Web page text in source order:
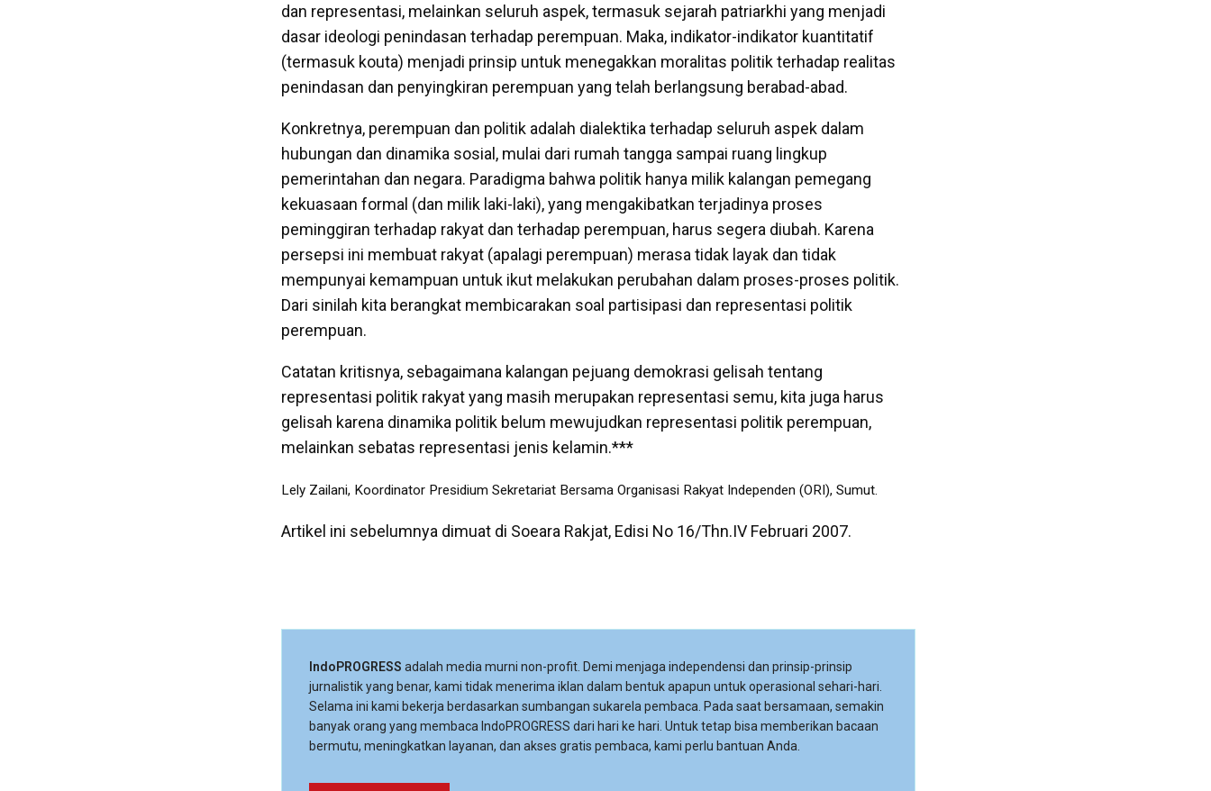
dan representasi, melainkan seluruh aspek, termasuk sejarah patriarkhi yang menjadi
dasar ideologi penindasan terhadap perempuan. Maka, indikator-indikator kuantitatif
(termasuk kouta) menjadi prinsip untuk menegakkan moralitas politik terhadap realitas
penindasan dan penyingkiran perempuan yang telah berlangsung berabad-abad.
Konkretnya, perempuan dan politik adalah dialektika terhadap seluruh aspek dalam
hubungan dan dinamika sosial, mulai dari rumah tangga sampai ruang lingkup
pemerintahan dan negara. Paradigma bahwa politik hanya milik kalangan pemegang
kekuasaan formal (dan milik laki-laki), yang mengakibatkan terjadinya proses
peminggiran terhadap rakyat dan terhadap perempuan, harus segera diubah. Karena
persepsi ini membuat rakyat (apalagi perempuan) merasa tidak layak dan tidak
mempunyai kemampuan untuk ikut melakukan perubahan dalam proses-proses politik.
Dari sinilah kita berangkat membicarakan soal partisipasi dan representasi politik
perempuan.
Catatan kritisnya, sebagaimana kalangan pejuang demokrasi gelisah tentang
representasi politik rakyat yang masih merupakan representasi semu, kita juga harus
gelisah karena dinamika politik belum mewujudkan representasi politik perempuan,
melainkan sebatas representasi jenis kelamin.***
Lely Zailani, Koordinator Presidium Sekretariat Bersama Organisasi Rakyat Independen (ORI), Sumut.
Artikel ini sebelumnya dimuat di Soeara Rakjat, Edisi No 16/Thn.IV Februari 2007.
IndoPROGRESS adalah media murni non-profit. Demi menjaga independensi dan prinsip-prinsip
jurnalistik yang benar, kami tidak menerima iklan dalam bentuk apapun untuk operasional sehari-hari.
Selama ini kami bekerja berdasarkan sumbangan sukarela pembaca. Pada saat bersamaan, semakin
banyak orang yang membaca IndoPROGRESS dari hari ke hari. Untuk tetap bisa memberikan bacaan
bermutu, meningkatkan layanan, dan akses gratis pembaca, kami perlu bantuan Anda.